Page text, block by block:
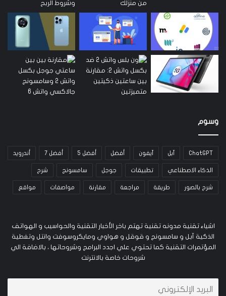
وسوم
ChatGPT آبل آيفون أفضل أفضل 5 أفضل 7 أندرويد
الذكاء الاصطناعي تطبيقات جوجل سامسونج شرح
شرح بالصور طريقة مراجعة مقارنة مواصفات مواقع
اشياء تقنية مدونه تقنية تهتم باخر الأخبار التقنية والحواسيب و الهواتف
الذكية آبل و سامسونج و قوقل و هواوي ومايكروسوفت وانتل وتغطية
المؤتمرات التقنية كما تحتوي علي اجدد البرامج وشروحاتها ، بالاضافة الي
شروحات خاصة بالانترنت